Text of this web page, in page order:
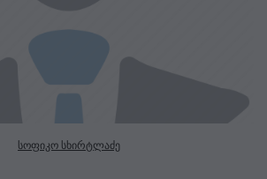
სოფიკო სხირტლაძე